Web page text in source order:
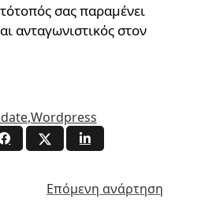
σας παραμένει
ανταγωνιστικός στον
,Wordpress
Επόμενη ανάρτηση